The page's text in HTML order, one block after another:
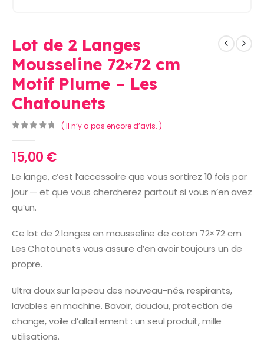
Lot de 2 Langes
Mousseline 72×72 cm
Motif Plume – Les
Chatounets
( Il n’y a pas encore d’avis. )
15,00€
Le lange, c’est l’accessoire que vous sortirez 10 fois par
jour — et que vous chercherez partout si vous n’en avez
qu’un.
Ce lot de 2 langes en mousseline de coton 72×72 cm
Les Chatounets vous assure d’en avoir toujours un de
propre.
Ultra doux sur la peau des nouveau-nés, respirants,
lavables en machine. Bavoir, doudou, protection de
change, voile d’allaitement : un seul produit, mille
utilisations.